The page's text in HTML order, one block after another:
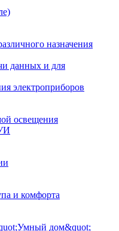
назначения
данных и для
электроприборов
освещения
и комфорта
дом&quot;